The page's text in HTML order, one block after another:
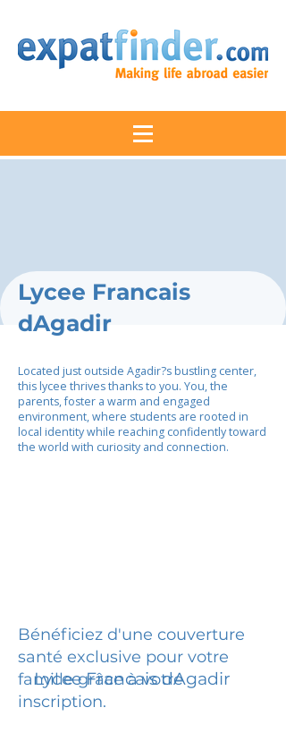
Lycee Francais
dAgadir
Located just outside Agadir?s bustling center,
this lycee thrives thanks to you. You, the
parents, foster a warm and engaged
environment, where students are rooted in
local identity while reaching confidently toward
the world with curiosity and connection.
Bénéficiez d'une couverture
santé exclusive pour votre
famille grâce à votre
inscription.
Lycee Francais dAgadir